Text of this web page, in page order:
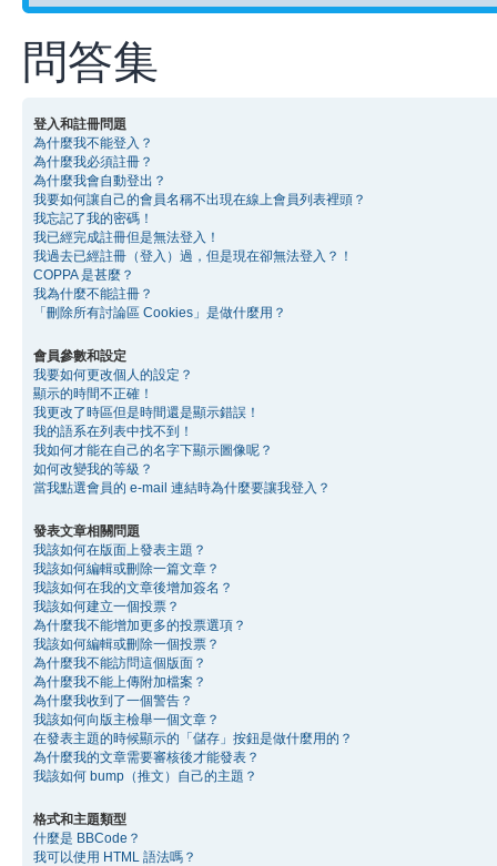
問答集
登入和註冊問題
為什麼我不能登入？
為什麼我必須註冊？
為什麼我會自動登出？
我要如何讓自己的會員名稱不出現在線上會員列表裡頭？
我忘記了我的密碼！
我已經完成註冊但是無法登入！
我過去已經註冊（登入）過，但是現在卻無法登入？！
COPPA 是甚麼？
我為什麼不能註冊？
「刪除所有討論區 Cookies」是做什麼用？
會員參數和設定
我要如何更改個人的設定？
顯示的時間不正確！
我更改了時區但是時間還是顯示錯誤！
我的語系在列表中找不到！
我如何才能在自己的名字下顯示圖像呢？
如何改變我的等級？
當我點選會員的 e-mail 連結時為什麼要讓我登入？
發表文章相關問題
我該如何在版面上發表主題？
我該如何編輯或刪除一篇文章？
我該如何在我的文章後增加簽名？
我該如何建立一個投票？
為什麼我不能增加更多的投票選項？
我該如何編輯或刪除一個投票？
為什麼我不能訪問這個版面？
為什麼我不能上傳附加檔案？
為什麼我收到了一個警告？
我該如何向版主檢舉一個文章？
在發表主題的時候顯示的「儲存」按鈕是做什麼用的？
為什麼我的文章需要審核後才能發表？
我該如何 bump（推文）自己的主題？
格式和主題類型
什麼是 BBCode？
我可以使用 HTML 語法嗎？